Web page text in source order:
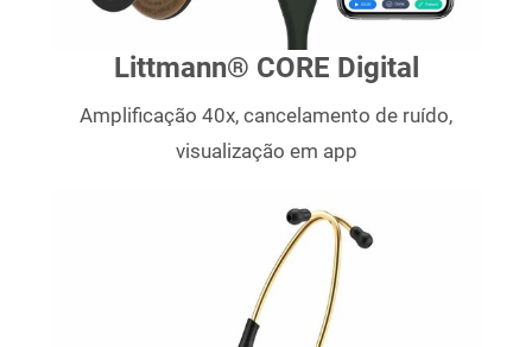
Littmann® CORE Digital
Amplificação 40x, cancelamento de ruído,
visualização em app